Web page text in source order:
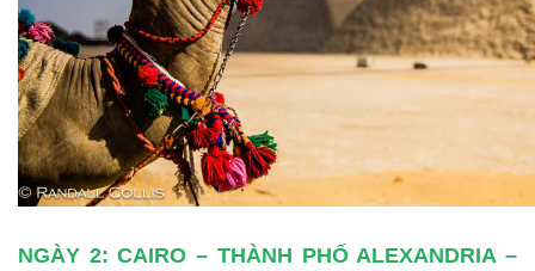
NGÀY 2: CAIRO – THÀNH PHỐ ALEXANDRIA –